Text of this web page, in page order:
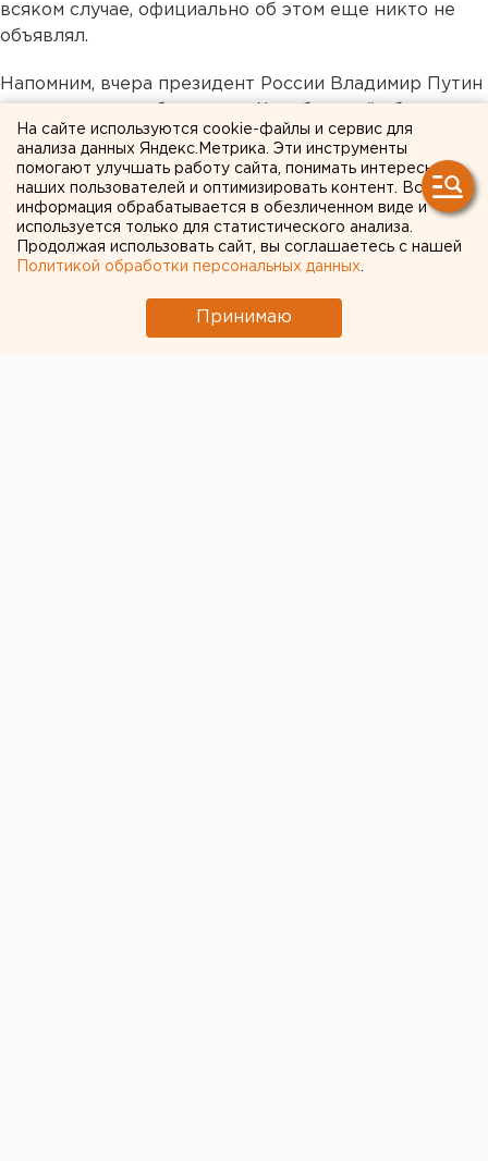
всяком случае, официально об этом еще никто не
объявлял.
Напомним, вчера президент России Владимир Путин
Алексея Текслера, работавшего до этого первым
заместителем министра энергетики РФ. Текслер
сменил Бориса Дубровского, подавшего в отставку.
Сегодня полпред президента Николай Цуканов
официально представит Алексея Текслера
Дмитрий Моргулес
На сайте используются cookie-файлы и сервис для
анализа данных Яндекс.Метрика. Эти инструменты
помогают улучшать работу сайта, понимать интересы
наших пользователей и оптимизировать контент. Вся
информация обрабатывается в обезличенном виде и
используется только для статистического анализа.
Продолжая использовать сайт, вы соглашаетесь с нашей
Политикой обработки персональных данных
Принимаю